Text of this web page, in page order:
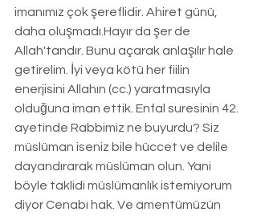
imanımız çok şereflidir. Ahiret günü,
daha oluşmadı.Hayır da şer de
Allah'tandır. Bunu açarak anlaşılır hale
getirelim. İyi veya kötü her fiilin
enerjisini Allahın (cc.) yaratmasıyla
olduğuna iman ettik. Enfal suresinin 42.
ayetinde Rabbimiz ne buyurdu? Siz
müslüman iseniz bile hüccet ve delile
dayandırarak müslüman olun. Yani
böyle taklidi müslümanlık istemiyorum
diyor Cenabı hak. Ve amentümüzün